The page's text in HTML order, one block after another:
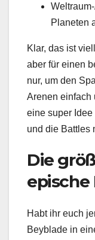
Planeten
Klar, das ist
aber für einen
nur, um den
Arenen einfach
eine super
und die Battles
Die
epische
Habt ihr euch
Beyblade in